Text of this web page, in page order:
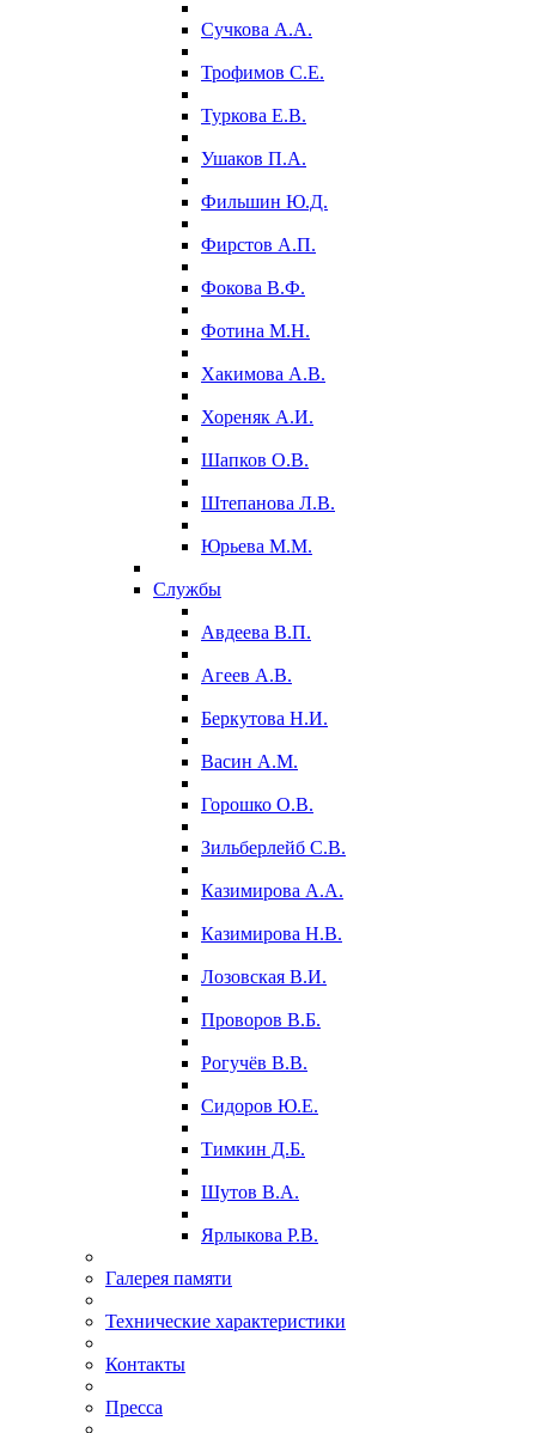
Сучкова А.А.
Трофимов С.Е.
Туркова Е.В.
Ушаков П.А.
Фильшин Ю.Д.
Фирстов А.П.
Фокова В.Ф.
Фотина М.Н.
Хакимова А.В.
Хореняк А.И.
Шапков О.В.
Штепанова Л.В.
Юрьева М.М.
Службы
Авдеева В.П.
Агеев А.В.
Беркутова Н.И.
Васин А.М.
Горошко О.В.
Зильберлейб С.В.
Казимирова А.А.
Казимирова Н.В.
Лозовская В.И.
Проворов В.Б.
Рогучёв В.В.
Сидоров Ю.Е.
Тимкин Д.Б.
Шутов В.А.
Ярлыкова Р.В.
Галерея памяти
Технические характеристики
Контакты
Пресса